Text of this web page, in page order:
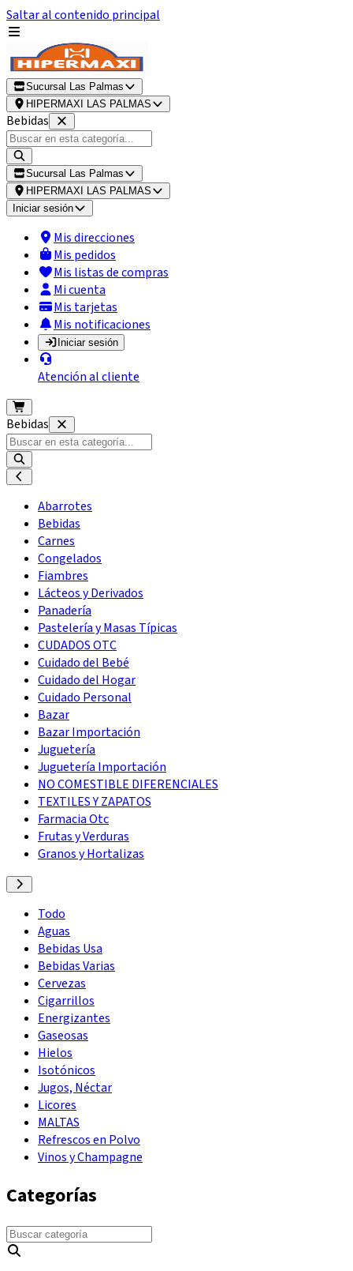
Saltar al contenido principal
Sucursal Las Palmas
HIPERMAXI LAS PALMAS
Bebidas
Sucursal Las Palmas
HIPERMAXI LAS PALMAS
Iniciar sesión
Mis direcciones
Mis pedidos
Mis listas de compras
Mi cuenta
Mis tarjetas
Mis notificaciones
Iniciar sesión
Atención al cliente
Bebidas
Abarrotes
Bebidas
Carnes
Congelados
Fiambres
Lácteos y Derivados
Panadería
Pastelería y Masas Típicas
CUDADOS OTC
Cuidado del Bebé
Cuidado del Hogar
Cuidado Personal
Bazar
Bazar Importación
Juguetería
Juguetería Importación
NO COMESTIBLE DIFERENCIALES
TEXTILES Y ZAPATOS
Farmacia Otc
Frutas y Verduras
Granos y Hortalizas
Todo
Aguas
Bebidas Usa
Bebidas Varias
Cervezas
Cigarrillos
Energizantes
Gaseosas
Hielos
Isotónicos
Jugos, Néctar
Licores
MALTAS
Refrescos en Polvo
Vinos y Champagne
Categorías